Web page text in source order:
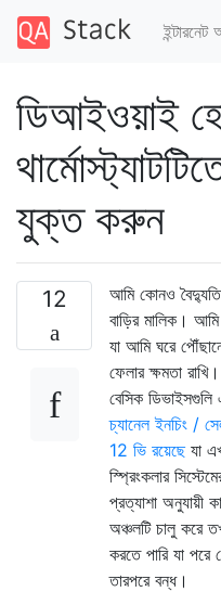
ডিআইওয়াই
যুক্ত করুন
12
আমি কোনও
বাড়ির মালিক।
যা আমি ঘরে
ফেলার ক্ষমতা
বেসিক
চ্যানেল ইনচিং /
12 ভি রয়েছেযা
স্প্রিংকলার
প্রত্যাশা অনুযায়ী
অঞ্চলটি চালু করে
করতে পারি যা
তারপরে বন্ধ।